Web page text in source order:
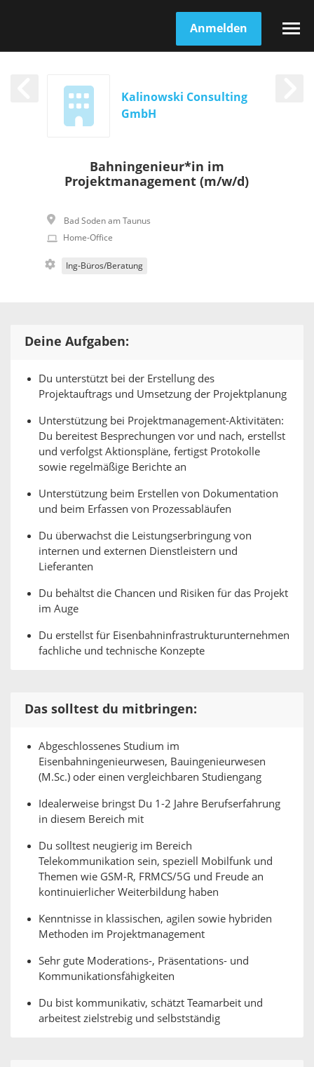
Anmelden
Kalinowski Consulting
GmbH
Bahningenieur*in im
Projektmanagement (m/w/d)
Bad Soden am Taunus
Home-Office
Ing-Büros/Beratung
Deine Aufgaben:
Du unterstützt bei der Erstellung des
Projektauftrags und Umsetzung der Projektplanung
Unterstützung bei Projektmanagement-Aktivitäten:
Du bereitest Besprechungen vor und nach, erstellst
und verfolgst Aktionspläne, fertigst Protokolle
sowie regelmäßige Berichte an
Unterstützung beim Erstellen von Dokumentation
und beim Erfassen von Prozessabläufen
Du überwachst die Leistungserbringung von
internen und externen Dienstleistern und
Lieferanten
Du behältst die Chancen und Risiken für das Projekt
im Auge
Du erstellst für Eisenbahninfrastrukturunternehmen
fachliche und technische Konzepte
Das solltest du mitbringen:
Abgeschlossenes Studium im
Eisenbahningenieurwesen, Bauingenieurwesen
(M.Sc.) oder einen vergleichbaren Studiengang
Idealerweise bringst Du 1-2 Jahre Berufserfahrung
in diesem Bereich mit
Du solltest neugierig im Bereich
Telekommunikation sein, speziell Mobilfunk und
Themen wie GSM-R, FRMCS/5G und Freude an
kontinuierlicher Weiterbildung haben
Kenntnisse in klassischen, agilen sowie hybriden
Methoden im Projektmanagement
Sehr gute Moderations-, Präsentations- und
Kommunikationsfähigkeiten
Du bist kommunikativ, schätzt Teamarbeit und
arbeitest zielstrebig und selbstständig